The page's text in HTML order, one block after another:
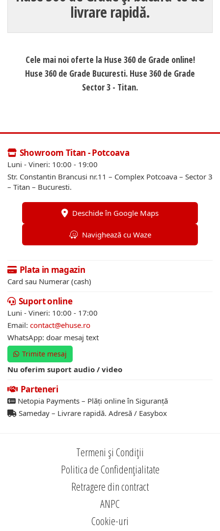
livrare rapidă.
Cele mai noi oferte la Huse 360 de Grade online!
Huse 360 de Grade Bucuresti. Huse 360 de Grade
Sector 3 - Titan.
Showroom Titan - Potcoava
Luni - Vineri: 10:00 - 19:00
Str. Constantin Brancusi nr.11 – Complex Potcoava – Sector 3
– Titan – Bucuresti.
Deschide în Google Maps
Navighează cu Waze
Plata in magazin
Card sau Numerar (cash)
Suport online
Luni - Vineri: 10:00 - 17:00
Email: contact@ehuse.ro
WhatsApp: doar mesaj text
Trimite mesaj
Nu oferim suport audio / video
Parteneri
Netopia Payments – Plăți online în Siguranță
Sameday – Livrare rapidă. Adresă / Easybox
Termeni și Condiții
Politica de Confidențialitate
Retragere din contract
ANPC
Cookie-uri